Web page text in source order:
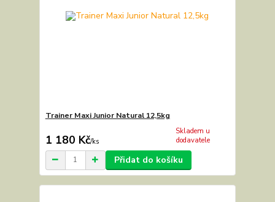
Trainer Maxi Junior Natural 12,5kg
1 180 Kč/ks
Skladem u
dodavatele
Přidat do košíku